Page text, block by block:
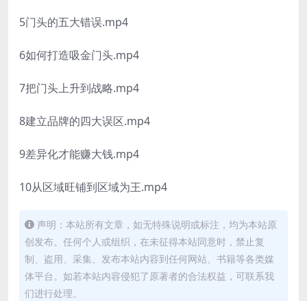
5门头的五大错误.mp4
6如何打造吸金门头.mp4
7把门头上升到战略.mp4
8建立品牌的四大误区.mp4
9差异化才能赚大钱.mp4
10从区域旺铺到区域为王.mp4
声明：本站所有文章，如无特殊说明或标注，均为本站原
创发布。任何个人或组织，在未征得本站同意时，禁止复
制、盗用、采集、发布本站内容到任何网站、书籍等各类媒
体平台。如若本站内容侵犯了原著者的合法权益，可联系我
们进行处理。